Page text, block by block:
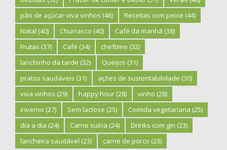
pão de açúcar viva vinhos (46) Receitas com peixe (44)
Natal (40) Churrasco (40) Café da manhã (38)
Frutas (37) Café (34) cheftime (32)
lanchinho da tarde (32) Queijos (31)
pratos saudáveis (31) ações de sustentabilidade (30)
viva vinhos (29) happy hour (28) vinho (28)
inverno (27) Sem lactose (25) Comida vegetariana (25)
dia a dia (24) Carne suína (24) Drinks com gin (23)
lancheira saudável (23) carne de porco (23)